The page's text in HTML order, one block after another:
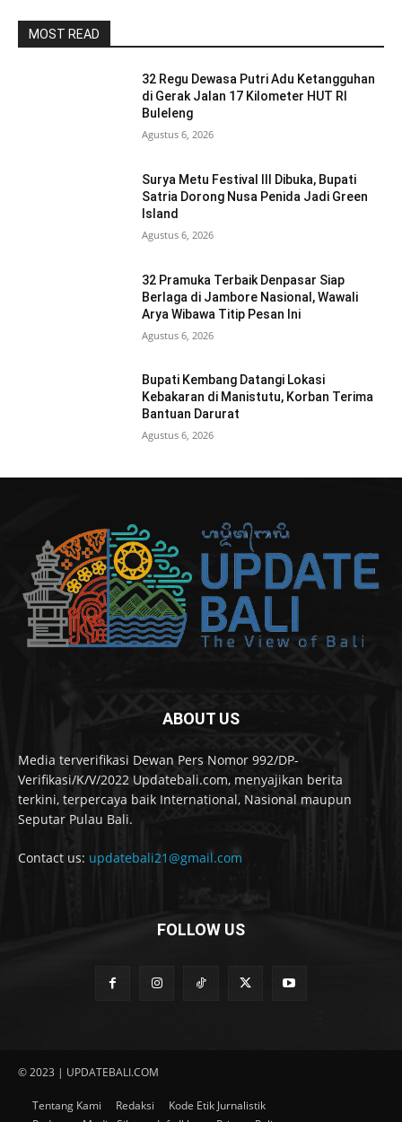
MOST READ
32 Regu Dewasa Putri Adu Ketangguhan
di Gerak Jalan 17 Kilometer HUT RI
Buleleng
Agustus 6, 2026
Surya Metu Festival III Dibuka, Bupati
Satria Dorong Nusa Penida Jadi Green
Island
Agustus 6, 2026
32 Pramuka Terbaik Denpasar Siap
Berlaga di Jambore Nasional, Wawali
Arya Wibawa Titip Pesan Ini
Agustus 6, 2026
Bupati Kembang Datangi Lokasi
Kebakaran di Manistutu, Korban Terima
Bantuan Darurat
Agustus 6, 2026
ABOUT US
Media terverifikasi Dewan Pers Nomor 992/DP-
Verifikasi/K/V/2022 Updatebali.com, menyajikan berita
terkini, terpercaya baik International, Nasional maupun
Seputar Pulau Bali.
Contact us: updatebali21@gmail.com
FOLLOW US
© 2023 | UPDATEBALI.COM
Tentang Kami Redaksi
Kode Etik Jurnalistik